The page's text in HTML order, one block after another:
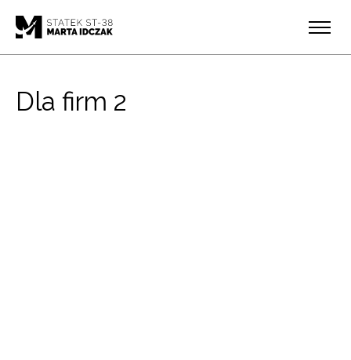
Dla firm 2